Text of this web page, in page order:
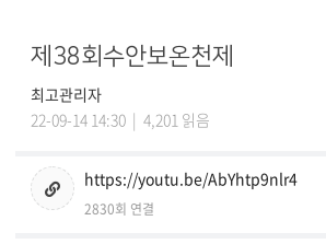
제38회수안보온천제
최고관리자
22-09-14 14:30 | 4,201 읽음
https://youtu.be/AbYhtp9nlr4
2830회 연결